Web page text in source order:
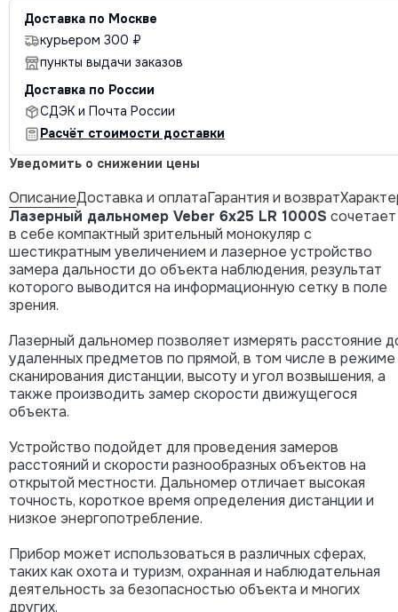
Доставка по Москве
курьером 300 ₽
пункты выдачи заказов
Доставка по России
СДЭК и Почта России
Расчёт стоимости доставки
Уведомить о снижении цены
ОписаниеДоставка и оплатаГарантия и возврат
Лазерный дальномер Veber 6x25 LR 1000S сочетает
в себе компактный зрительный монокуляр с
шестикратным увеличением и лазерное устройство
замера дальности до объекта наблюдения, результат
которого выводится на информационную сетку в поле
зрения.
Лазерный дальномер позволяет измерять расстояние
удаленных предметов по прямой, в том числе в режиме
сканирования дистанции, высоту и угол возвышения, а
также производить замер скорости движущегося
объекта.
Устройство подойдет для проведения замеров
расстояний и скорости разнообразных объектов на
открытой местности. Дальномер отличает высокая
точность, короткое время определения дистанции и
низкое энергопотребление.
Прибор может использоваться в различных сферах,
таких как охота и туризм, охранная и наблюдательная
деятельность за безопасностью объекта и многих
других.